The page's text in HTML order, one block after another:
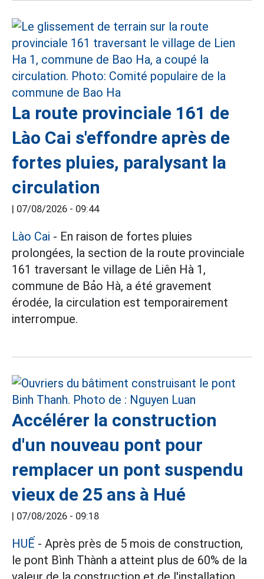
La route provinciale 161 de
Lào Cai s'effondre après de
fortes pluies, paralysant la
circulation
| 07/08/2026 - 09:44
Lào Cai - En raison de fortes pluies
prolongées, la section de la route provinciale
161 traversant le village de Liên Hà 1,
commune de Bảo Hà, a été gravement
érodée, la circulation est temporairement
interrompue.
Accélérer la construction
d'un nouveau pont pour
remplacer un pont suspendu
vieux de 25 ans à Hué
| 07/08/2026 - 09:18
HUẾ - Après près de 5 mois de construction,
le pont Bình Thành a atteint plus de 60% de la